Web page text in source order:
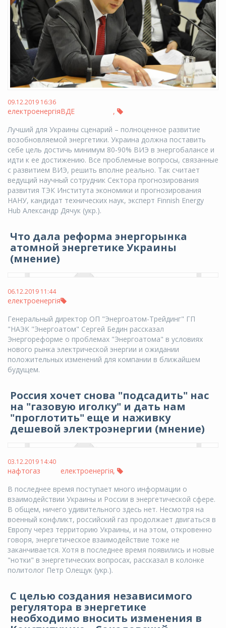
09.12.2019 16:36
електроенергія ,
ВДЕ
Лучший для Украины сценарий – полноценное развитие
возобновляемой энергетики. Украина должна поставить
себе цель достичь минимум 80‑90% ВИЭ в энергобалансе и
идти к ее достижению. Все проблемные вопросы, связанные
с развитием ВИЭ, решить вполне реально. Так считает
ведущий научный сотрудник Сектора прогнозирования
развития ТЭК Института экономики и прогнозирования
НАНУ, кандидат технических наук, эксперт Finnish Energy
Hub Александр Дячук (укр.).
Что дала реформа энергорынка
атомной энергетике Украины
(мнение)
06.12.2019 11:44
електроенергія
Генеральный директор ОП "Энергоатом-Трейдинг" ГП
"НАЭК "Энергоатом" Сергей Бедин рассказал
Энергореформе о проблемах "Энергоатома" в условиях
нового рынка электрической энергии и ожидании
положительных изменений для компании в ближайшем
будущем.
Россия хочет снова "подсадить" нас
на "газовую иголку" и дать нам
"проглотить" еще и наживку
дешевой электроэнергии (мнение)
03.12.2019 14:40
нафтогаз ,
електроенергія
В последнее время поступает много информации о
взаимодействии Украины и России в энергетической сфере.
В общем, ничего удивительного здесь нет. Несмотря на
военный конфликт, российский газ продолжает двигаться в
Европу через территорию Украины, и на этом, откровенно
говоря, энергетическое взаимодействие тоже не
заканчивается. Хотя в последнее время появились и новые
"нотки" в энергетических вопросах, рассказал в колонке
политолог Петр Олещук (укр.).
С целью создания независимого
регулятора в энергетике
необходимо вносить изменения в